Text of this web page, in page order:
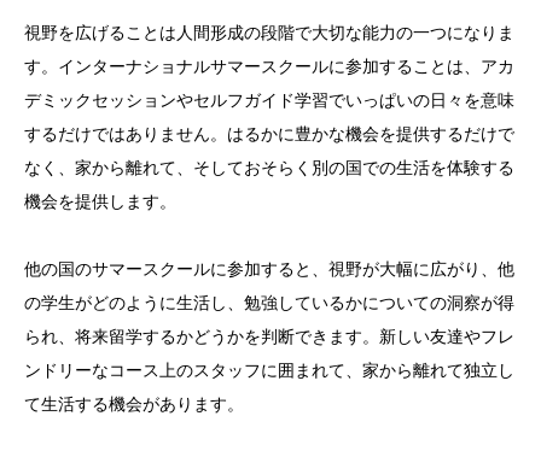
視野を広げることは人間形成の段階で大切な能力の一つになりま
す。インターナショナルサマースクールに参加することは、アカ
デミックセッションやセルフガイド学習でいっぱいの日々を意味
するだけではありません。はるかに豊かな機会を提供するだけで
なく、家から離れて、そしておそらく別の国での生活を体験する
機会を提供します。
他の国のサマースクールに参加すると、視野が大幅に広がり、他
の学生がどのように生活し、勉強しているかについての洞察が得
られ、将来留学するかどうかを判断できます。新しい友達やフレ
ンドリーなコース上のスタッフに囲まれて、家から離れて独立し
て生活する機会があります。